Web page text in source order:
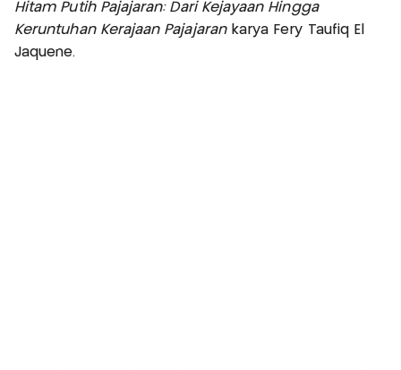
Hitam Putih Pajajaran: Dari Kejayaan Hingga
Keruntuhan Kerajaan Pajajaran karya Fery Taufiq El
Jaquene.